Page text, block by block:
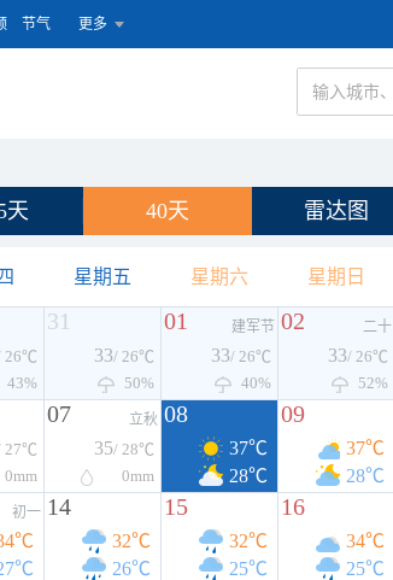
节气 更多
天 40天 雷达图
星期五 星期六 星期日
26℃
43%
31
33/ 26℃
50%
01 建军节
33/ 26℃
40%
02 二十
33/ 26℃
52%
27℃
0mm
07 立秋
35/ 28℃
0mm
08
37℃
28℃
09
37℃
28℃
初一 14
32℃
26℃
15
32℃
25℃
16
34℃
25℃